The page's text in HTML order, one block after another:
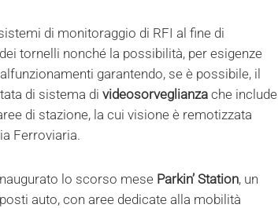
di monitoraggio di RFI al fine di
dei tornelli nonché la possibilità, per esigenze
garantendo, se è possibile, il
di sistema di videosorveglianza che include
di stazione, la cui visione è remotizzata
Ferroviaria.
lo scorso mese Parkin’ Station, un
auto, con aree dedicate alla mobilità